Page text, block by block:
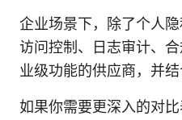
企业场景下，除了个人
访问控制、日志审计、
业级功能的供应商，并
如果你需要更深入的对